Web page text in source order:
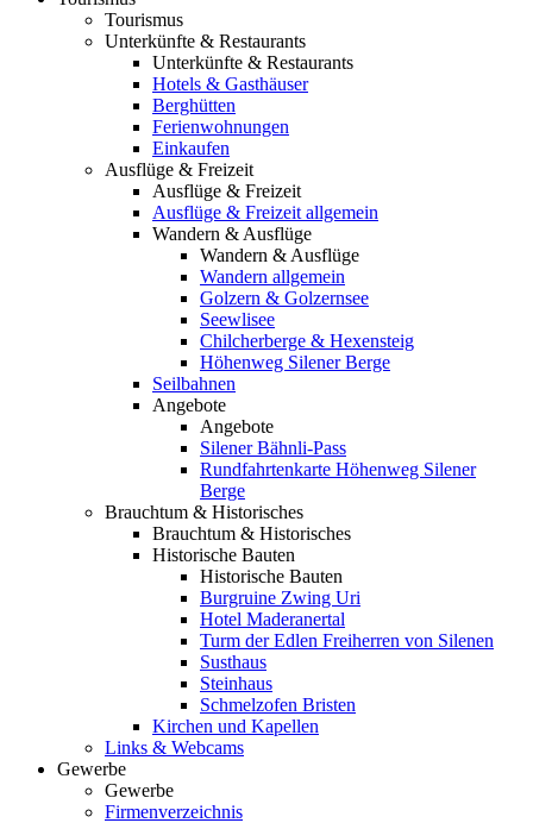
Tourismus
Unterkünfte & Restaurants
Unterkünfte & Restaurants
Hotels & Gasthäuser
Berghütten
Ferienwohnungen
Einkaufen
Ausflüge & Freizeit
Ausflüge & Freizeit
Ausflüge & Freizeit allgemein
Wandern & Ausflüge
Wandern & Ausflüge
Wandern allgemein
Golzern & Golzernsee
Seewlisee
Chilcherberge & Hexensteig
Höhenweg Silener Berge
Seilbahnen
Angebote
Angebote
Silener Bähnli-Pass
Rundfahrtenkarte Höhenweg Silener
Berge
Brauchtum & Historisches
Brauchtum & Historisches
Historische Bauten
Historische Bauten
Burgruine Zwing Uri
Hotel Maderanertal
Turm der Edlen Freiherren von Silenen
Susthaus
Steinhaus
Schmelzofen Bristen
Kirchen und Kapellen
Links & Webcams
Gewerbe
Gewerbe
Firmenverzeichnis